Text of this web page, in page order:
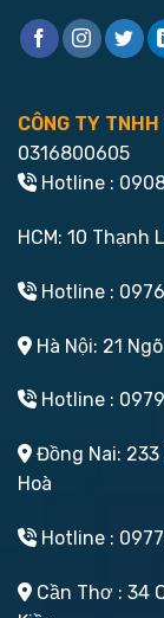
CÔNG TY
0316800605
Hotline :
HCM: 10 Thạnh
Hotline :
Hà Nội: 21
Hotline :
Đồng Nai:
Hoà
Hotline :
Cần Thơ : 34